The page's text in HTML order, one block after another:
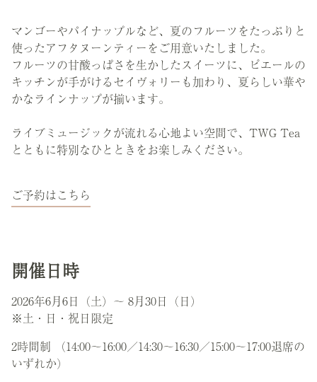
マンゴーやパイナップルなど、夏のフルーツをたっぷりと
使ったアフタヌーンティーをご用意いたしました。
フルーツの甘酸っぱさを生かしたスイーツに、ピエールの
キッチンが手がけるセイヴォリーも加わり、夏らしい華や
かなラインナップが揃います。
ライブミュージックが流れる心地よい空間で、TWG Tea
とともに特別なひとときをお楽しみください。
ご予約はこちら
開催日時
2026年6月6日（土）～ 8月30日（日）
※土・日・祝日限定
2時間制 （14:00～16:00／14:30～16:30／15:00～17:00退席の
いずれか）